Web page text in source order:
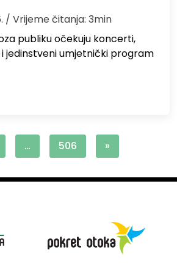
/ Vrijeme čitanja: 3min
publiku očekuju koncerti,
i jedinstveni umjetnički program
… 506 »